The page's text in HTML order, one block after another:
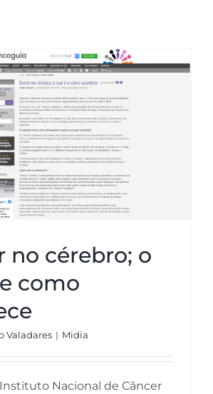
no cérebro; o que é e
acontece
no cérebro; o
como
Valadares | Midia
Nacional de Câncer